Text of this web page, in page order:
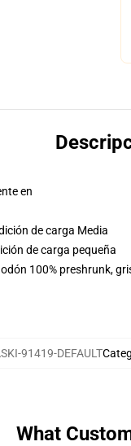
en
de carga Media
de carga pequeña
100% preshrunk,
91419-DEFAULT
What